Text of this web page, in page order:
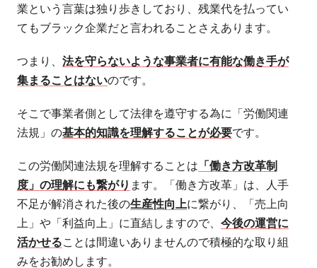
業という言葉は独り歩きしており、残業代を払ってい
てもブラック企業だと言われることさえあります。
つまり、法を守らないような事業者に有能な働き手が
集まることはないのです。
そこで事業者側として法律を遵守する為に「労働関連
法規」の基本的知識を理解することが必要です。
この労働関連法規を理解することは 「働き方改革制
度」の理解にも繋がり ます。「働き方改革」は、人手
不足が解消された後の生産性向上に繋がり、「売上向
上」や「利益向上」に直結しますので、今後の運営に
活かせることは間違いありませんので積極的な取り組
みをお勧めします。